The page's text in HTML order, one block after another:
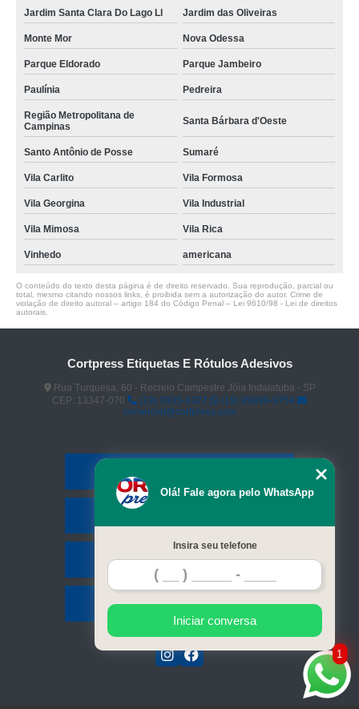
Jardim Santa Clara Do Lago Ll Jardim das Oliveiras
Monte Mor Nova Odessa
Parque Eldorado Parque Jambeiro
Paulínia Pedreira
Região Metropolitana de
Campinas
Santa Bárbara d'Oeste
Santo Antônio de Posse Sumaré
Vila Carlito Vila Formosa
Vila Georgina Vila Industrial
Vila Mimosa Vila Rica
Vinhedo americana
O conteúdo do texto desta página é de direito reservado. Sua reprodução, parcial ou
total, mesmo citando nossos links, é proibida sem a autorização do autor. Crime de
violação de direito autoral – artigo 184 do Código Penal – Lei 9610/98 - Lei de direitos
autorais
Cortpress Etiquetas E Rótulos Adesivos
Rua Turquesa, 60 - Recreio Campestre Jóia Indaiatuba - SP
CEP: 13347-070
(19) 3935-3327
(19) 99899-9754
comercial@cortpress.com
Contato
Mapa do site
1
Olá! Fale agora pelo WhatsApp
Insira seu telefone
Iniciar conversa